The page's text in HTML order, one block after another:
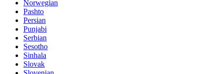
Norwegian
Pashto
Persian
Punjabi
Serbian
Sesotho
Sinhala
Slovak